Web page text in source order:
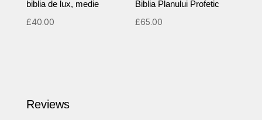
biblia de lux, medie
£40.00
Biblia Planului Profetic
£65.00
Reviews